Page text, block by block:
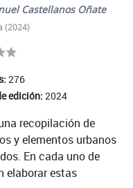
Castellanos Oñate
(2024)
276
edición: 2024
recopilación de
y elementos urbanos
En cada uno de
elaborar estas